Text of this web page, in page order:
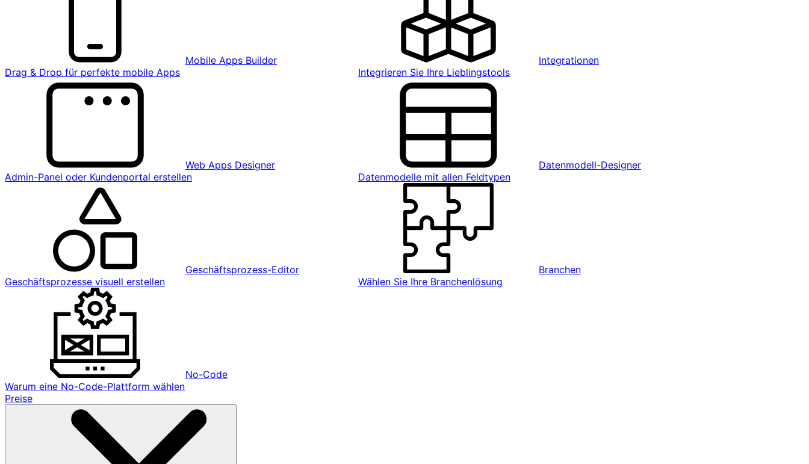
Mobile Apps Builder
Drag & Drop für perfekte mobile Apps
Integrationen
Integrieren Sie Ihre Lieblingstools
Web Apps Designer
Admin-Panel oder Kundenportal erstellen
Datenmodell-Designer
Datenmodelle mit allen Feldtypen
Geschäftsprozess-Editor
Geschäftsprozesse visuell erstellen
Branchen
Wählen Sie Ihre Branchenlösung
No-Code
Warum eine No-Code-Plattform wählen
Preise